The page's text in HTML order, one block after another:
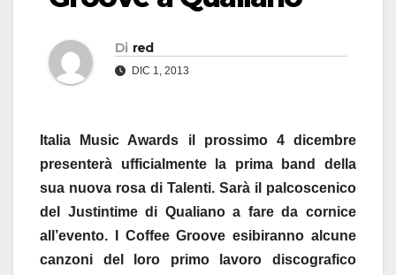
Di red
DIC 1, 2013
Italia Music Awards il prossimo 4 dicembre
presenterà ufficialmente la prima band della
sua nuova rosa di Talenti. Sarà il palcoscenico
del Justintime di Qualiano a fare da cornice
all’evento. I Coffee Groove esibiranno alcune
canzoni del loro primo lavoro discografico